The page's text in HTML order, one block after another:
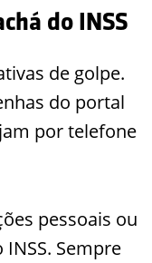
do INSS
de golpe.
do portal
por telefone
pessoais ou
Sempre